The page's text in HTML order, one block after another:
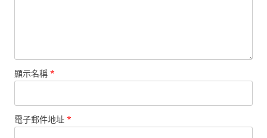
顯示名稱 *
電子郵件地址 *